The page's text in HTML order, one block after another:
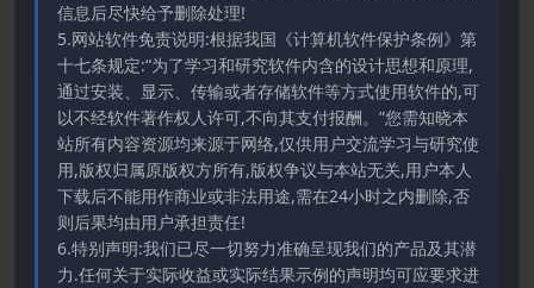
信息后尽快给予删除处理!
5.网站软件免责说明:根据我国《计算机软件保护条例》第
十七条规定:“为了学习和研究软件内含的设计思想和原理,
通过安装、显示、传输或者存储软件等方式使用软件的,可
以不经软件著作权人许可,不向其支付报酬。”您需知晓本
站所有内容资源均来源于网络,仅供用户交流学习与研究使
用,版权归属原版权方所有,版权争议与本站无关,用户本人
下载后不能用作商业或非法用途,需在24小时之内删除,否
则后果均由用户承担责任!
6.特别声明:我们已尽一切努力准确呈现我们的产品及其潜
力.任何关于实际收益或实际结果示例的声明均可应要求进